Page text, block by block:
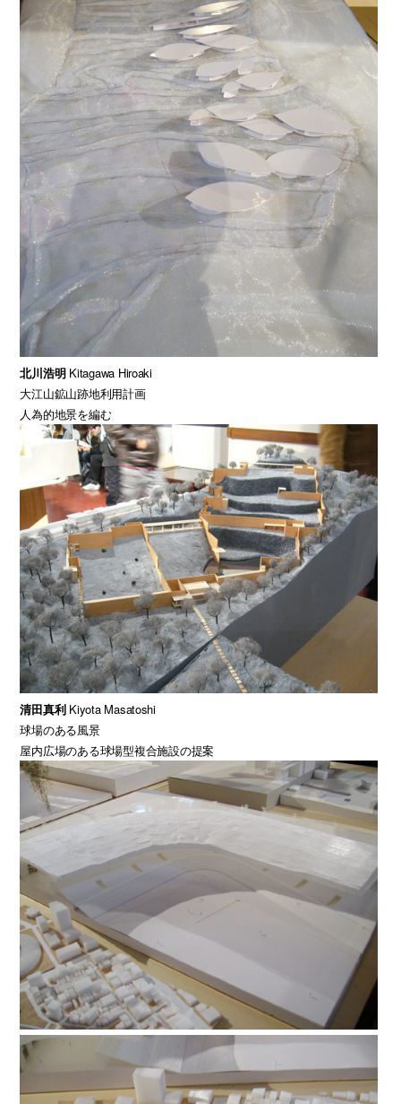
北川浩明Kitagawa Hiroaki
大江山鉱山跡地利用計画
人為的地景を編む
清田真利Kiyota Masatoshi
球場のある風景
屋内広場のある球場型複合施設の提案